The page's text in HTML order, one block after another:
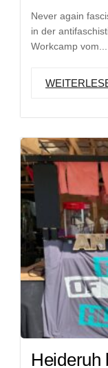
Never again
in der
Workcamp vom...
Heideruh